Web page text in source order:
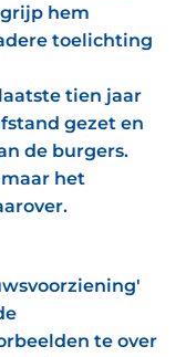
hem
toelichting
tien jaar
gezet en
de burgers.
het
te over